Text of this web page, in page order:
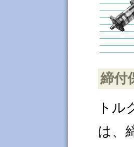
締付
トル
は、